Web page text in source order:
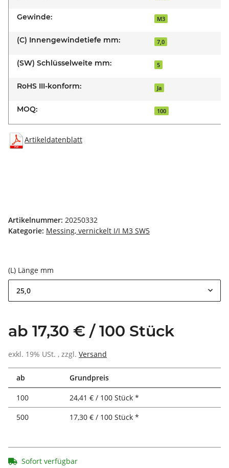
Gewinde: M3
(C) Innengewindetiefe mm: 7,0
(SW) Schlüsselweite mm: 5
RoHS III-konform: Ja
MOQ: 100
Artikeldatenblatt
Artikelnummer: 20250332
Kategorie: Messing, vernickelt I/I M3 SW5
(L) Länge mm
25,0
ab 17,30 € / 100 Stück
exkl. 19% USt. , zzgl. Versand
ab Grundpreis
100
24,41 € / 100 Stück *
500
17,30 € / 100 Stück *
Sofort verfügbar